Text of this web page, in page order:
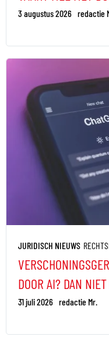
3 augustus 2026 redactie
JURIDISCH NIEUWS
DOOR AI? DAN
31 juli 2026 redactie Mr.